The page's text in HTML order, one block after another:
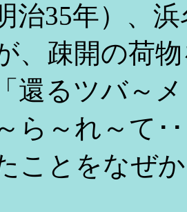
治35年）、
、疎開の荷
還るツバ～
ら～れ～て･
ことをなぜ